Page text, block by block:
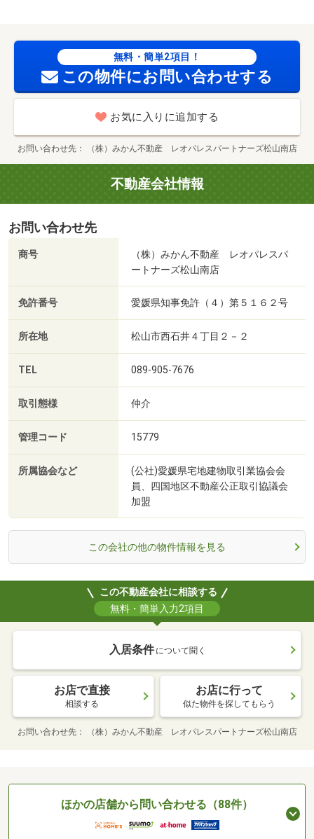
無料・簡単2項目！
この物件にお問い合わせする
お気に入りに追加する
お問い合わせ先 （株）みかん不動産 レオパレスパートナーズ松山南店
不動産会社情報
お問い合わせ先
商号
（株）みかん不動産 レオパレスパ
ートナーズ松山南店
免許番号 愛媛県知事免許（４）第５１６２号
所在地 松山市西石井４丁目２－２
TEL 089-905-7676
取引態様 仲介
管理コード 15779
所属協会など
(公社)愛媛県宅地建物取引業協会会
員、四国地区不動産公正取引協議会
加盟
この会社の他の物件情報を見る
この不動産会社に相談する
無料・簡単入力2項目
入居条件 について聞く
お店で直接
相談する
お店に行って
似た物件を探してもらう
お問い合わせ先 （株）みかん不動産 レオパレスパートナーズ松山南店
ほかの店舗から問い合わせる（88件）